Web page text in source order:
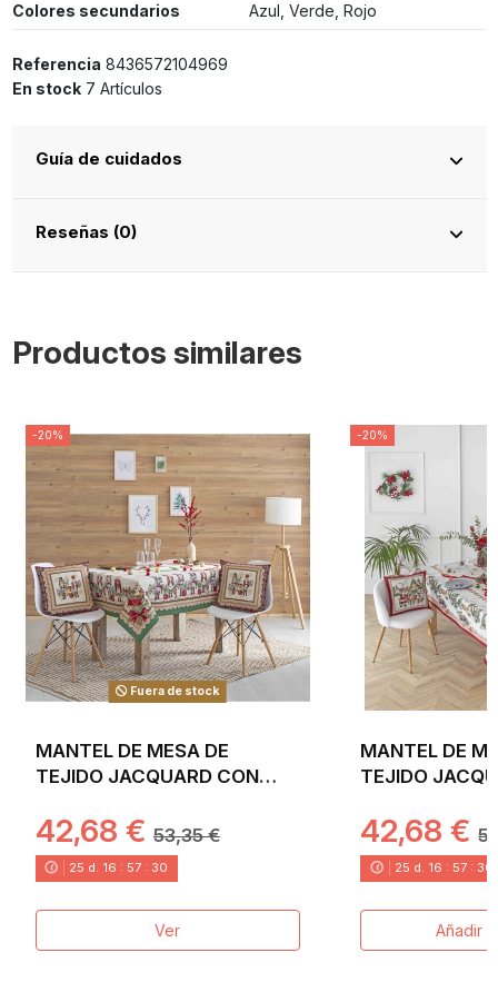
Colores secundarios
Azul, Verde, Rojo
Referencia 8436572104969
En stock 7 Artículos
Guía de cuidados
Reseñas (0)
Productos similares
-20%
Fuera de stock
MANTEL DE MESA DE
TEJIDO JACQUARD CON
TAMBURELLI
42,68 € 53,35 €
25 d. 16 : 57 : 30
Ver
-20%
MANTEL DE
TEJIDO
42,68 €
25 d. 16 : 57: 30
Añadir